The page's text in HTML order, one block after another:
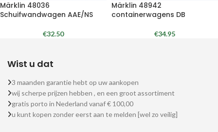
Märklin 48036
Schuifwandwagen AAE/NS
€32.50
Märklin 48942
containerwagens DB
€34.95
Wist u dat
3 maanden garantie hebt op uw aankopen
wij scherpe prijzen hebben , en een groot assortiment
gratis porto in Nederland vanaf € 100,00
u kunt kopen zonder eerst aan te melden [wel zo veilig]